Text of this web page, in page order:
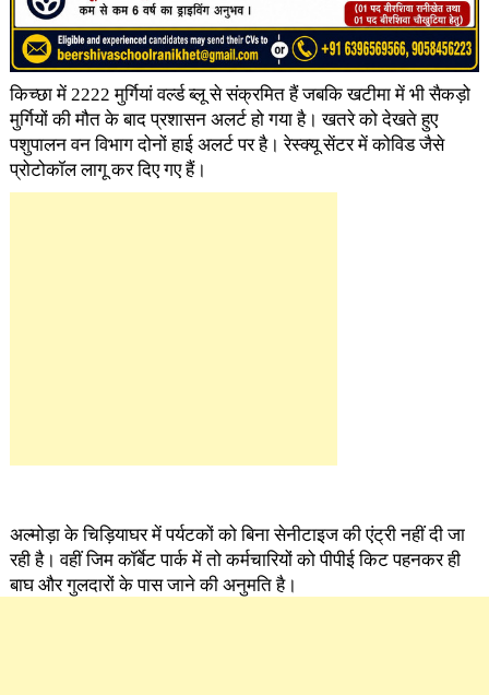
किच्छा में 2222 मुर्गियां वर्ल्ड ब्लू से संक्रमित हैं जबकि खटीमा में भी सैकड़ो
मुर्गियों की मौत के बाद प्रशासन अलर्ट हो गया है। खतरे को देखते हुए
पशुपालन वन विभाग दोनों हाई अलर्ट पर है। रेस्क्यू सेंटर में कोविड जैसे
प्रोटोकॉल लागू कर दिए गए हैं।
अल्मोड़ा के चिड़ियाघर में पर्यटकों को बिना सेनीटाइज की एंट्री नहीं दी जा
रही है। वहीं जिम कॉर्बेट पार्क में तो कर्मचारियों को पीपीई किट पहनकर ही
बाघ और गुलदारों के पास जाने की अनुमति है।